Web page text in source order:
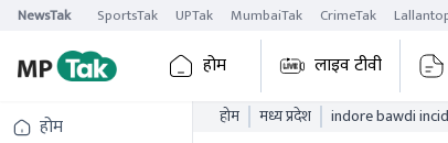
NewsTak SportsTak UPTak MumbaiTak CrimeTak
होम लाइव टीवी
होम
होम मध्य प्रदेश
indore bawdi